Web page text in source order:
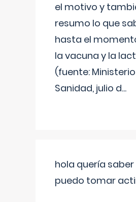
el motivo y
resumo lo que
hasta el
la vacuna y la
(fuente:
Sanidad, julio d...
hola quería saber
puedo tomar